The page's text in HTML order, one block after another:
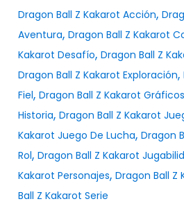
Dragon Ball Z Kakarot Acción,
Aventura, Dragon Ball Z Kakarot
Kakarot Desafío, Dragon Ball Z
Dragon Ball Z Kakarot Exploración,
Fiel, Dragon Ball Z Kakarot Gráficos
Historia, Dragon Ball Z Kakarot
Kakarot Juego De Lucha, Dragon
Rol, Dragon Ball Z Kakarot
Kakarot Personajes, Dragon Ball Z
Ball Z Kakarot Serie